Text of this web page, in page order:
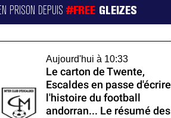
PRISON DEPUIS#FREE GLEIZES
Aujourd'hui à 10:33
Le carton de Twente,
Escaldes en passe d'écrire
l'histoire du football
andorran... Le résumé des